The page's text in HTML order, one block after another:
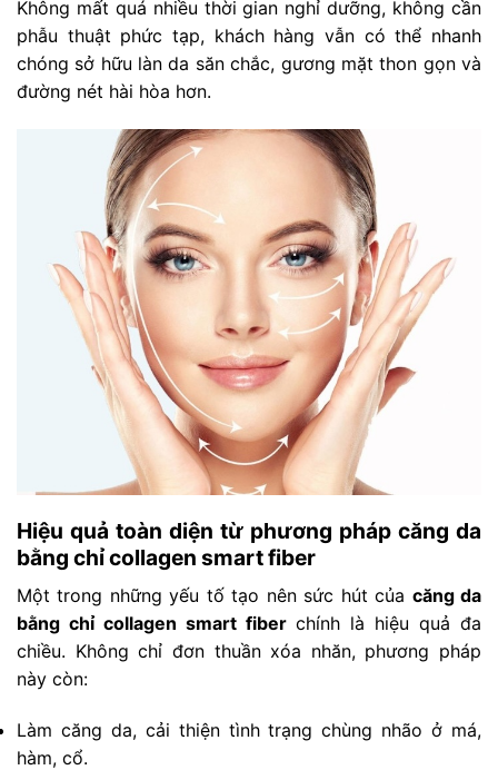
Không mất quá nhiều thời gian nghỉ dưỡng, không cần
phẫu thuật phức tạp, khách hàng vẫn có thể nhanh
chóng sở hữu làn da săn chắc, gương mặt thon gọn và
đường nét hài hòa hơn.
Hiệu quả toàn diện từ phương pháp căng da
bằng chỉ collagen smart fiber
Một trong những yếu tố tạo nên sức hút của căng da
bằng chỉ collagen smart fiberchính là hiệu quả đa
chiều. Không chỉ đơn thuần xóa nhăn, phương pháp
này còn:
Làm căng da, cải thiện tình trạng chùng nhão ở má,
hàm, cổ.